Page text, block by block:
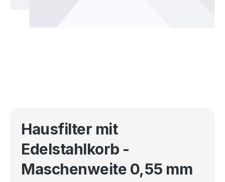
Hausfilter mit
Edelstahlkorb -
Maschenweite 0,55 mm